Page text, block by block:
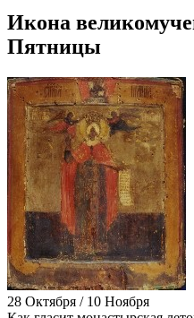
Икона
Пятницы
28 Октября / 10 Ноября